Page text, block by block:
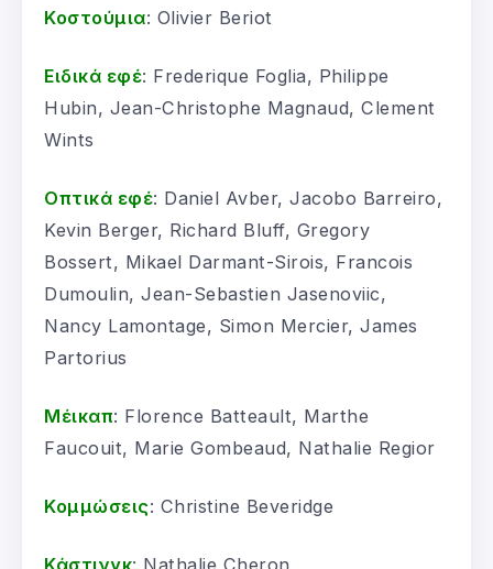
Κοστούμια: Olivier Beriot
Ειδικά εφέ: Frederique Foglia, Philippe
Hubin, Jean-Christophe Magnaud, Clement
Wints
Οπτικά εφέ: Daniel Avber, Jacobo Barreiro,
Kevin Berger, Richard Bluff, Gregory
Bossert, Mikael Darmant-Sirois, Francois
Dumoulin, Jean-Sebastien Jasenoviic,
Nancy Lamontage, Simon Mercier, James
Partorius
Μέικαπ: Florence Batteault, Marthe
Faucouit, Marie Gombeaud, Nathalie Regior
Κομμώσεις: Christine Beveridge